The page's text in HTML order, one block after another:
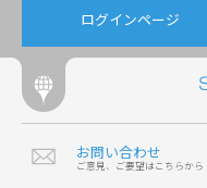
ログインページ
お問い合わせ
ご意見、ご要望はこちらから